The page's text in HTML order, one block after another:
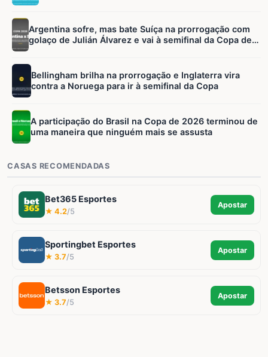
Argentina sofre, mas bate Suíça na prorrogação com
golaço de Julián Álvarez e vai à semifinal da Copa de
2026
Bellingham brilha na prorrogação e Inglaterra vira
contra a Noruega para ir à semifinal da Copa
A participação do Brasil na Copa de 2026 terminou de
uma maneira que ninguém mais se assusta
CASAS RECOMENDADAS
Bet365 Esportes
★ 4.2/5
Apostar
Sportingbet Esportes
★ 3.7/5
Apostar
Betsson Esportes
★ 3.7/5
Apostar